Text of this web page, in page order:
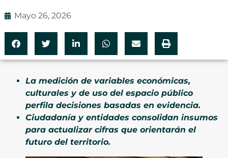
Mayo 26, 2026
La medición de variables económicas,
culturales y de uso del espacio público
perfila decisiones basadas en evidencia.
Ciudadanía y entidades consolidan insumos
para actualizar cifras que orientarán el
futuro del territorio.